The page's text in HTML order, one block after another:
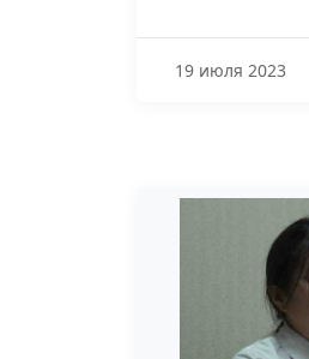
19 июля 2023